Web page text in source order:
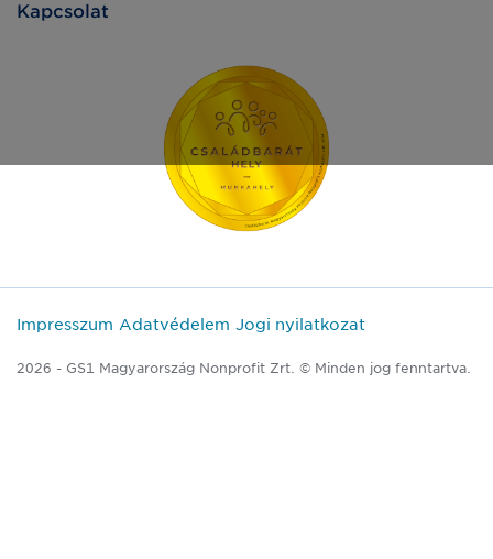
Kapcsolat
Impresszum Adatvédelem Jogi nyilatkozat
2026 - GS1 Magyarország Nonprofit Zrt. © Minden jog fenntartva.